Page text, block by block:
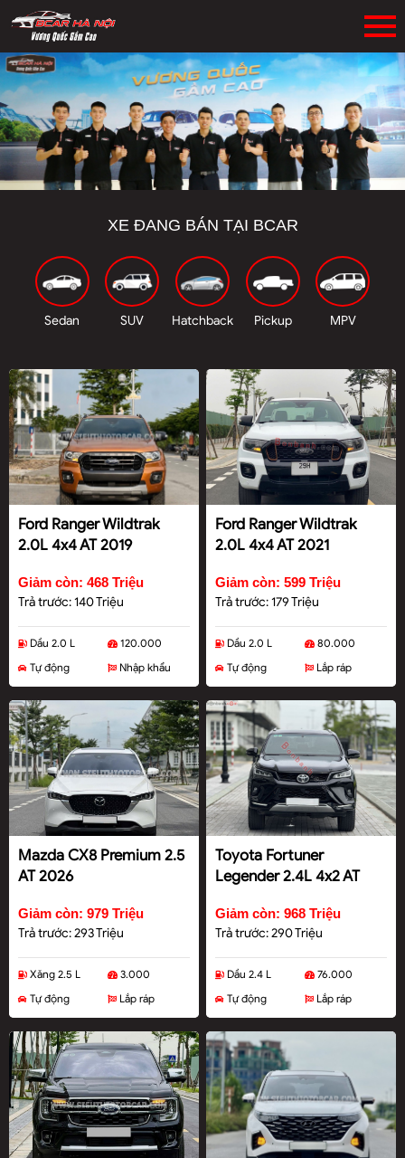
XE ĐANG BÁN TẠI BCAR
Sedan SUV Hatchback Pickup MPV
Ford Ranger Wildtrak
2.0L 4x4 AT 2019
Giảm còn: 468 Triệu
Trả trước: 140 Triệu
Dầu 2.0 L
120.000
Tự động
Nhập khẩu
Ford Ranger Wildtrak
2.0L 4x4 AT 2021
Giảm còn: 599 Triệu
Trả trước: 179 Triệu
Dầu 2.0 L
80.000
Tự động
Lắp ráp
Mazda CX8 Premium 2.5
AT 2026
Giảm còn: 979 Triệu
Trả trước: 293 Triệu
Xăng 2.5 L
3.000
Tự động
Lắp ráp
Toyota Fortuner
Legender 2.4L 4x2 AT
Giảm còn: 968 Triệu
Trả trước: 290 Triệu
Dầu 2.4 L
76.000
Tự động
Lắp ráp